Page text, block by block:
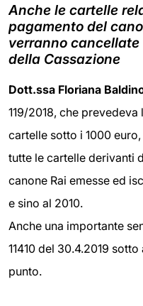
Anche le cartelle
pagamento del
verranno
della Cassazione
Dott.ssa Floriana
119/2018, che
cartelle sotto i 1000
tutte le cartelle derivanti
canone Rai emesse ed
e sino al 2010.
Anche una importante
11410 del 30.4.2019
punto.